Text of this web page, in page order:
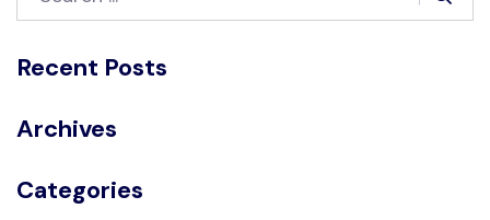
Recent Posts
Archives
Categories